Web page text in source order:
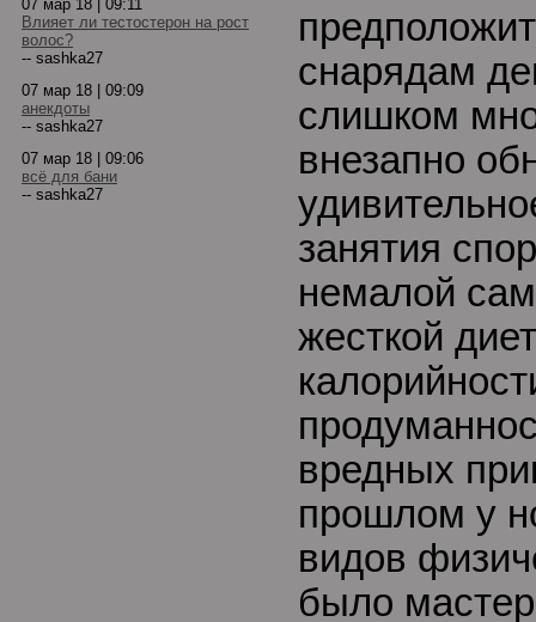
07 мар 18 | 09:11
Влияет ли тестостерон на рост
волос?
-- sashka27
07 мар 18 | 09:09
анекдоты
-- sashka27
07 мар 18 | 09:06
всё для бани
-- sashka27
снарядам
слишком
внезапно
занятия
немалой
жесткой
вредных
прошлом у
видов
было